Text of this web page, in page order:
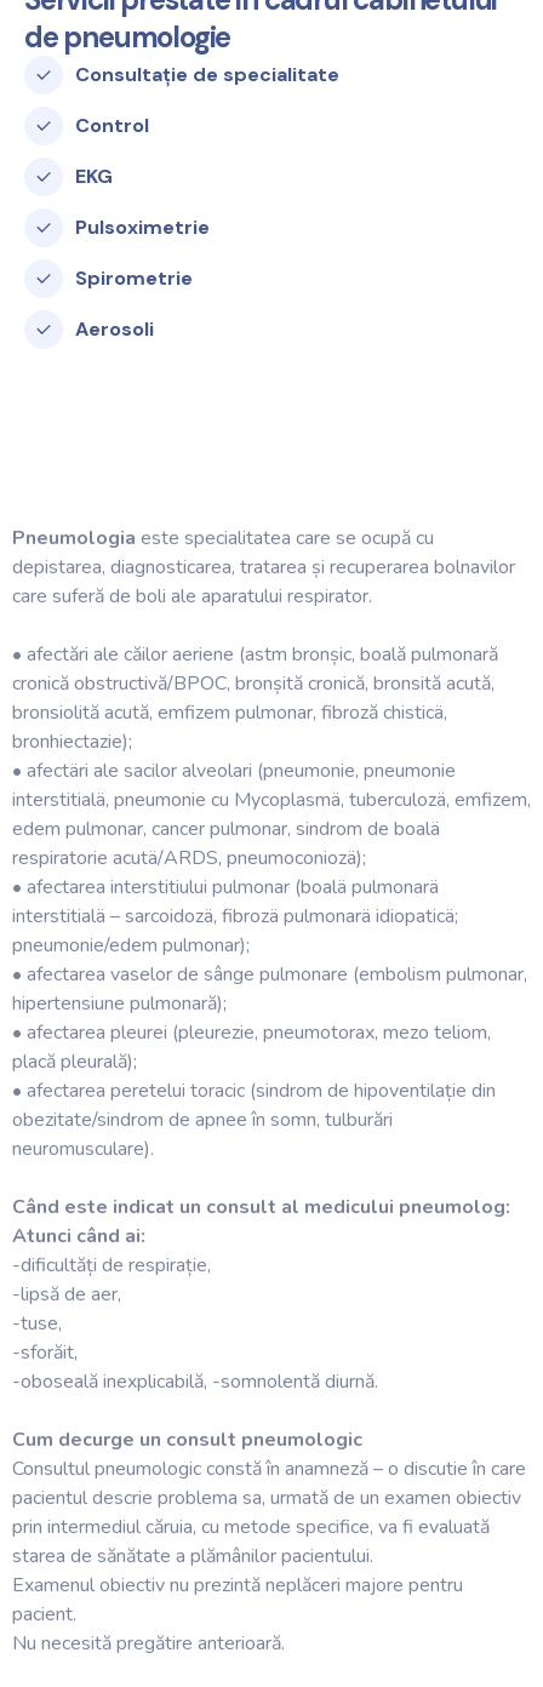
de pneumologie
Consultație de specialitate
Control
EKG
Pulsoximetrie
Spirometrie
Aerosoli
Pneumologia este specialitatea care se ocupă cu
depistarea, diagnosticarea, tratarea și recuperarea bolnavilor
care suferă de boli ale aparatului respirator.
• afectări ale căilor aeriene (astm bronșic, boală pulmonară
cronică obstructivă/BPOC, bronșită cronică, bronsită acută,
bronsiolită acută, emfizem pulmonar, fibroză chisticä,
bronhiectazie);
• afectäri ale sacilor alveolari (pneumonie, pneumonie
interstitialä, pneumonie cu Mycoplasmä, tuberculozä, emfizem,
edem pulmonar, cancer pulmonar, sindrom de boalä
respiratorie acutä/ARDS, pneumoconiozä);
• afectarea interstitiului pulmonar (boalä pulmonarä
interstitialä – sarcoidozä, fibrozä pulmonarä idiopaticä;
pneumonie/edem pulmonar);
• afectarea vaselor de sânge pulmonare (embolism pulmonar,
hipertensiune pulmonară);
• afectarea pleurei (pleurezie, pneumotorax, mezo teliom,
placă pleurală);
• afectarea peretelui toracic (sindrom de hipoventilație din
obezitate/sindrom de apnee în somn, tulburări
neuromusculare).
Când este indicat un consult al medicului pneumolog:
Atunci când ai:
-dificultăți de respirație,
-lipsă de aer,
-tuse,
-sforăit,
-oboseală inexplicabilă, -somnolentă diurnă.
Cum decurge un consult pneumologic
Consultul pneumologic constă în anamneză – o discutie în care
pacientul descrie problema sa, urmată de un examen obiectiv
prin intermediul căruia, cu metode specifice, va fi evaluată
starea de sănătate a plămânilor pacientului.
Examenul obiectiv nu prezintă neplăceri majore pentru
pacient.
Nu necesită pregătire anterioară.